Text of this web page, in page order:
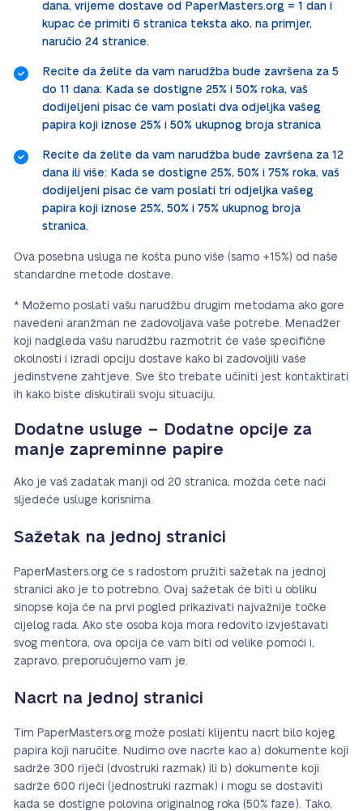
dana, vrijeme dostave od PaperMasters.org = 1 dan i
kupac će primiti 6 stranica teksta ako, na primjer,
naručio 24 stranice.
Recite da želite da vam narudžba bude završena za 5
do 11 dana: Kada se dostigne 25% i 50% roka, vaš
dodijeljeni pisac će vam poslati dva odjeljka vašeg
papira koji iznose 25% i 50% ukupnog broja stranica
Recite da želite da vam narudžba bude završena za 12
dana ili više: Kada se dostigne 25%, 50% i 75% roka, vaš
dodijeljeni pisac će vam poslati tri odjeljka vašeg
papira koji iznose 25%, 50% i 75% ukupnog broja
stranica.
Ova posebna usluga ne košta puno više (samo +15%) od naše
standardne metode dostave.
* Možemo poslati vašu narudžbu drugim metodama ako gore
navedeni aranžman ne zadovoljava vaše potrebe. Menadžer
koji nadgleda vašu narudžbu razmotrit će vaše specifične
okolnosti i izradi opciju dostave kako bi zadovoljili vaše
jedinstvene zahtjeve. Sve što trebate učiniti jest kontaktirati
ih kako biste diskutirali svoju situaciju.
Dodatne usluge – Dodatne opcije za
manje zapreminne papire
Ako je vaš zadatak manji od 20 stranica, možda ćete naći
sljedeće usluge korisnima.
Sažetak na jednoj stranici
PaperMasters.org će s radostom pružiti sažetak na jednoj
stranici ako je to potrebno. Ovaj sažetak će biti u obliku
sinopse koja će na prvi pogled prikazivati najvažnije točke
cijelog rada. Ako ste osoba koja mora redovito izvještavati
svog mentora, ova opcija će vam biti od velike pomoći i,
zapravo, preporučujemo vam je.
Nacrt na jednoj stranici
Tim PaperMasters.org može poslati klijentu nacrt bilo kojeg
papira koji naručite. Nudimo ove nacrte kao a) dokumente koji
sadrže 300 riječi (dvostruki razmak) ili b) dokumente koji
sadrže 600 riječi (jednostruki razmak) i mogu se dostaviti
kada se dostigne polovina originalnog roka (50% faze). Tako,